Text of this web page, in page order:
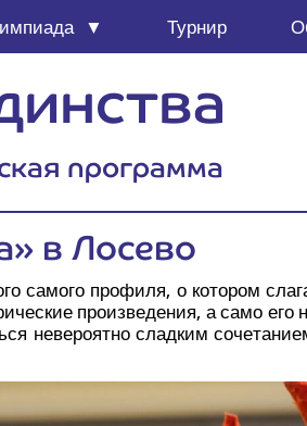
Тур­нир
программа
в Лосево
само­го про­фи­ля, о кото­ром
про­из­ве­де­ния, а само его
неве­ро­ят­но слад­ким